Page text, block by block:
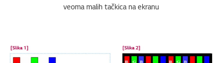
veoma malih tačkica na ekranu